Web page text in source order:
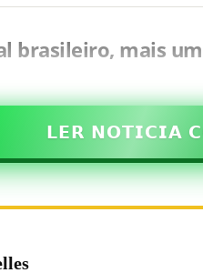
brasileiro, mais
𝗟𝗘𝗥 𝗡𝗢𝗧𝗜𝗖𝗜𝗔